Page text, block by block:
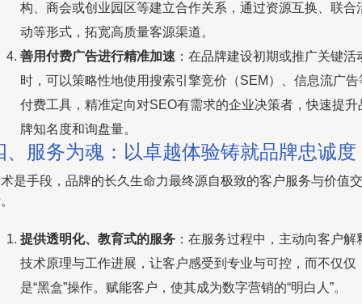
构、商会或创业园区等建立合作关系，通过资源互换、联合
动等形式，拓宽高质量客源渠道。
善用付费广告进行精准加速 ：在品牌建设初期或推广关键活
时，可以策略性地使用搜索引擎竞价（SEM）、信息流广告
付费工具，精准定向对SEO有需求的企业决策者，快速提升
牌知名度和询盘量。
、服务为魂：以卓越体验铸就品牌忠诚度
是手段，品牌的长久生命力最终源自极致的客户服务与价值交
提供透明化、教育式的服务 ：在服务过程中，主动向客户解
技术原理与工作进展，让客户感受到专业与可控，而不仅仅
是“黑盒”操作。赋能客户，使其成为数字营销的“明白人”。